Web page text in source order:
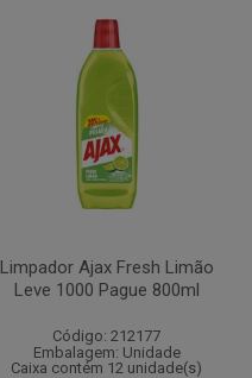
Limpador Ajax Fresh Limão
Leve 1000 Pague 800ml
Código: 212177
Embalagem: Unidade
Caixa contém 12 unidade(s)